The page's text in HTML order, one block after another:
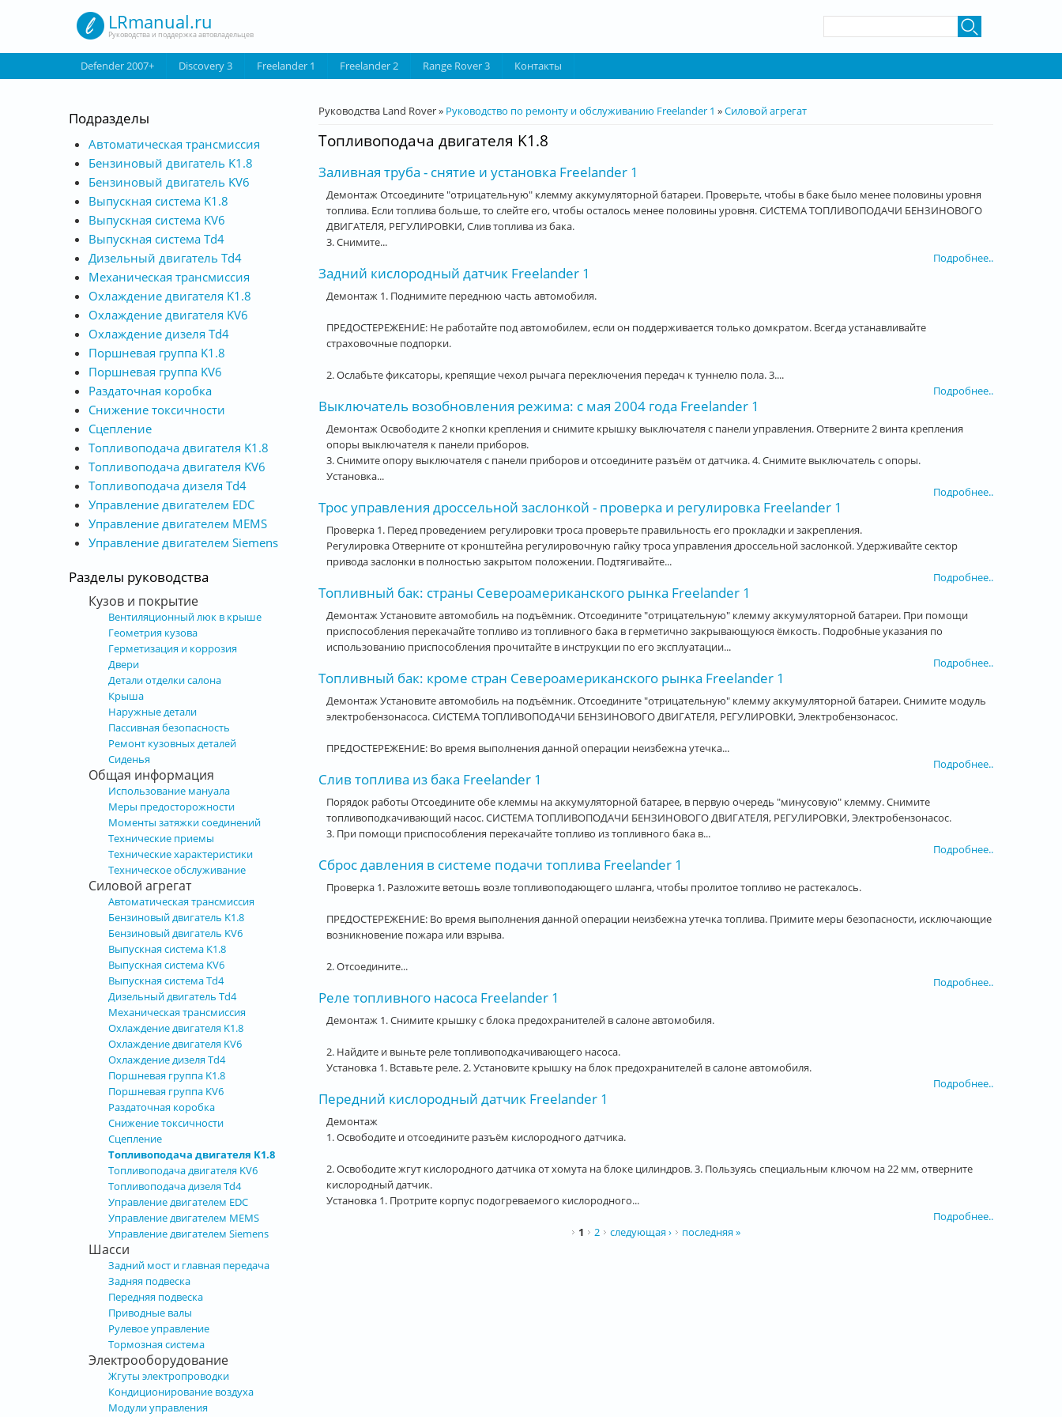
LRmanual.ru
Руководства и поддержка автовладельцев
Defender 2007+ Discovery 3 Freelander 1 Freelander 2 Range Rover 3 Контакты
Вы здесь
Руководства Land Rover» Руководство по ремонту и обслуживанию Freelander 1 »Силовой агрегат
Топливоподача двигателя K1.8
Заливная труба - снятие и установка Freelander 1
Демонтаж Отсоедините "отрицательную" клемму аккумуляторной батареи. Проверьте, чтобы в баке было менее половины уровня
топлива. Если топлива больше, то слейте его, чтобы осталось менее половины уровня. СИСТЕМА ТОПЛИВОПОДАЧИ БЕНЗИНОВОГО
ДВИГАТЕЛЯ, РЕГУЛИРОВКИ, Слив топлива из бака.
3. Снимите...
Подробнее..
Задний кислородный датчик Freelander 1
Демонтаж 1. Поднимите переднюю часть автомобиля.
ПРЕДОСТЕРЕЖЕНИЕ: Не работайте под автомобилем, если он поддерживается только домкратом. Всегда устанавливайте
страховочные подпорки.
2. Ослабьте фиксаторы, крепящие чехол рычага переключения передач к туннелю пола. 3....
Подробнее..
Выключатель возобновления режима: с мая 2004 года Freelander 1
Демонтаж Освободите 2 кнопки крепления и снимите крышку выключателя с панели управления. Отверните 2 винта крепления
опоры выключателя к панели приборов.
3. Снимите опору выключателя с панели приборов и отсоедините разъём от датчика. 4. Снимите выключатель с опоры.
Установка...
Подробнее..
Трос управления дроссельной заслонкой - проверка и регулировка Freelander 1
Проверка 1. Перед проведением регулировки троса проверьте правильность его прокладки и закрепления.
Регулировка Отверните от кронштейна регулировочную гайку троса управления дроссельной заслонкой. Удерживайте сектор
привода заслонки в полностью закрытом положении. Подтягивайте...
Подробнее..
Топливный бак: страны Североамериканского рынка Freelander 1
Демонтаж Установите автомобиль на подъёмник. Отсоедините "отрицательную" клемму аккумуляторной батареи. При помощи
приспособления перекачайте топливо из топливного бака в герметично закрывающуюся ёмкость. Подробные указания по
использованию приспособления прочитайте в инструкции по его эксплуатации...
Подробнее..
Топливный бак: кроме стран Североамериканского рынка Freelander 1
Демонтаж Установите автомобиль на подъёмник. Отсоедините "отрицательную" клемму аккумуляторной батареи. Снимите модуль
электробензонасоса. СИСТЕМА ТОПЛИВОПОДАЧИ БЕНЗИНОВОГО ДВИГАТЕЛЯ, РЕГУЛИРОВКИ, Электробензонасос.
ПРЕДОСТЕРЕЖЕНИЕ: Во время выполнения данной операции неизбежна утечка...
Подробнее..
Слив топлива из бака Freelander 1
Порядок работы Отсоедините обе клеммы на аккумуляторной батарее, в первую очередь "минусовую" клемму. Снимите
топливоподкачивающий насос. СИСТЕМА ТОПЛИВОПОДАЧИ БЕНЗИНОВОГО ДВИГАТЕЛЯ, РЕГУЛИРОВКИ, Электробензонасос.
3. При помощи приспособления перекачайте топливо из топливного бака в...
Подробнее..
Сброс давления в системе подачи топлива Freelander 1
Проверка 1. Разложите ветошь возле топливоподающего шланга, чтобы пролитое топливо не растекалось.
ПРЕДОСТЕРЕЖЕНИЕ: Во время выполнения данной операции неизбежна утечка топлива. Примите меры безопасности, исключающие
возникновение пожара или взрыва.
2. Отсоедините...
Подробнее..
Реле топливного насоса Freelander 1
Демонтаж 1. Снимите крышку с блока предохранителей в салоне автомобиля.
2. Найдите и выньте реле топливоподкачивающего насоса.
Установка 1. Вставьте реле. 2. Установите крышку на блок предохранителей в салоне автомобиля.
Подробнее..
Передний кислородный датчик Freelander 1
Демонтаж
1. Освободите и отсоедините разъём кислородного датчика.
2. Освободите жгут кислородного датчика от хомута на блоке цилиндров. 3. Пользуясь специальным ключом на 22 мм, отверните
кислородный датчик.
Установка 1. Протрите корпус подогреваемого кислородного...
Подробнее..
1 2 следующая › последняя »
Подразделы
Автоматическая трансмиссия
Бензиновый двигатель K1.8
Бензиновый двигатель KV6
Выпускная система K1.8
Выпускная система KV6
Выпускная система Td4
Дизельный двигатель Td4
Механическая трансмиссия
Охлаждение двигателя K1.8
Охлаждение двигателя KV6
Охлаждение дизеля Td4
Поршневая группа K1.8
Поршневая группа KV6
Раздаточная коробка
Снижение токсичности
Сцепление
Топливоподача двигателя K1.8
Топливоподача двигателя KV6
Топливоподача дизеля Td4
Управление двигателем EDC
Управление двигателем MEMS
Управление двигателем Siemens
Разделы руководства
Кузов и покрытие
Вентиляционный люк в крыше
Геометрия кузова
Герметизация и коррозия
Двери
Детали отделки салона
Крыша
Наружные детали
Пассивная безопасность
Ремонт кузовных деталей
Сиденья
Общая информация
Использование мануала
Меры предосторожности
Моменты затяжки соединений
Технические приемы
Технические характеристики
Техническое обслуживание
Силовой агрегат
Автоматическая трансмиссия
Бензиновый двигатель K1.8
Бензиновый двигатель KV6
Выпускная система K1.8
Выпускная система KV6
Выпускная система Td4
Дизельный двигатель Td4
Механическая трансмиссия
Охлаждение двигателя K1.8
Охлаждение двигателя KV6
Охлаждение дизеля Td4
Поршневая группа K1.8
Поршневая группа KV6
Раздаточная коробка
Снижение токсичности
Сцепление
Топливоподача двигателя K1.8
Топливоподача двигателя KV6
Топливоподача дизеля Td4
Управление двигателем EDC
Управление двигателем MEMS
Управление двигателем Siemens
Шасси
Задний мост и главная передача
Задняя подвеска
Передняя подвеска
Приводные валы
Рулевое управление
Тормозная система
Электрооборудование
Жгуты электропроводки
Кондиционирование воздуха
Модули управления